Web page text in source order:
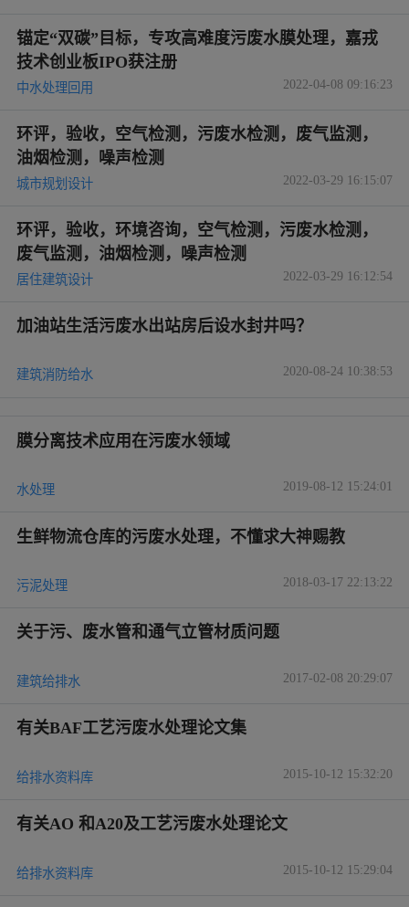
锚定“双碳”目标，专攻高难度污废水膜处理，嘉戎
技术创业板IPO获注册
中水处理回用 2022-04-08 09:16:23
环评，验收，空气检测，污废水检测，废气监测，
油烟检测，噪声检测
城市规划设计 2022-03-29 16:15:07
环评，验收，环境咨询，空气检测，污废水检测，
废气监测，油烟检测，噪声检测
居住建筑设计 2022-03-29 16:12:54
加油站生活污废水出站房后设水封井吗？
建筑消防给水 2020-08-24 10:38:53
膜分离技术应用在污废水领域
水处理 2019-08-12 15:24:01
生鲜物流仓库的污废水处理，不懂求大神赐教
污泥处理 2018-03-17 22:13:22
关于污、废水管和通气立管材质问题
建筑给排水 2017-02-08 20:29:07
有关BAF工艺污废水处理论文集
给排水资料库 2015-10-12 15:32:20
有关AO 和A20及工艺污废水处理论文
给排水资料库 2015-10-12 15:29:04